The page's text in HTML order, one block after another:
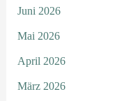
Juni 2026
Mai 2026
April 2026
März 2026